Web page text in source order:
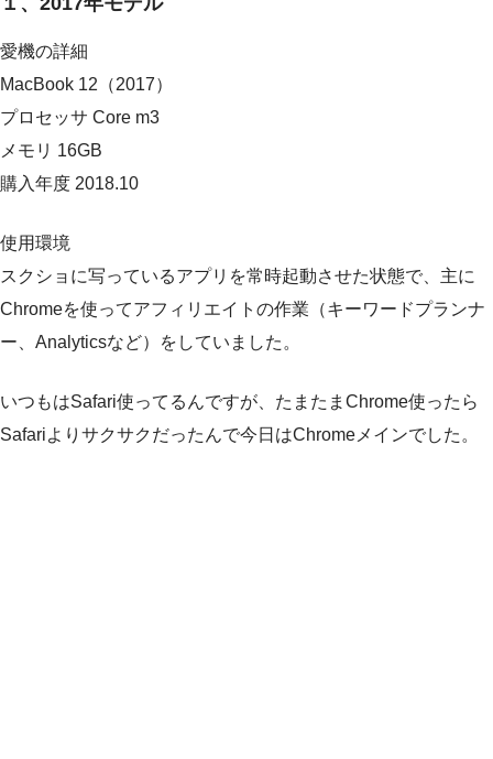
愛機の詳細
MacBook 12（2017）
プロセッサ Core m3
メモリ 16GB
購入年度 2018.10
使用環境
スクショに写っているアプリを常時起動させた状態で、主に
Chromeを使ってアフィリエイトの作業（キーワードプランナ
ー、Analyticsなど）をしていました。
いつもはSafari使ってるんですが、たまたまChrome使ったら
Safariよりサクサクだったんで今日はChromeメインでした。